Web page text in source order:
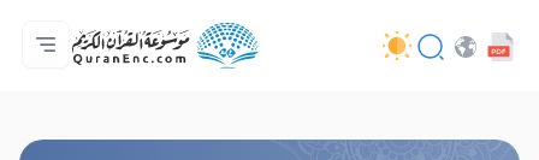
Gida
Jerin ginshikan taken fassarorin
Audio
Ayyukan masu bunkasawa - API
Dangane da wannan aikin
Ka tuntube mu
Harshe